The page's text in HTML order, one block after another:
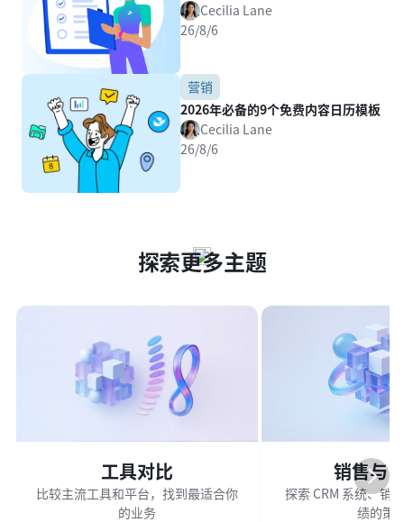
Cecilia Lane
26/8/6
营销
2026年必备的9个免费内容日历模板
Cecilia Lane
26/8/6
探索更多主题
工具对比
比较主流工具和平台，找到最适合你
的业务
销售与
探索 CRM 系统、销
绩的策